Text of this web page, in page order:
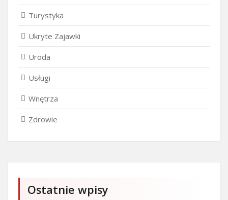
Turystyka
Ukryte Zajawki
Uroda
Usługi
Wnętrza
Zdrowie
Ostatnie wpisy